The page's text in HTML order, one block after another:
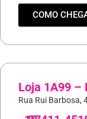
COMO
Loja 1A99 –
Rua Rui Barbosa,